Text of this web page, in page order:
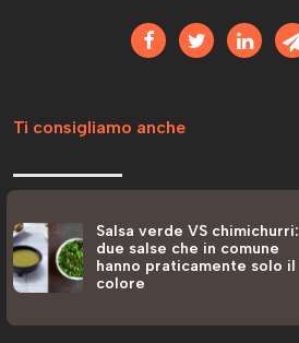
Ti consigliamo anche
Salsa verde VS chimichurri:
due salse che in comune
hanno praticamente solo il
colore